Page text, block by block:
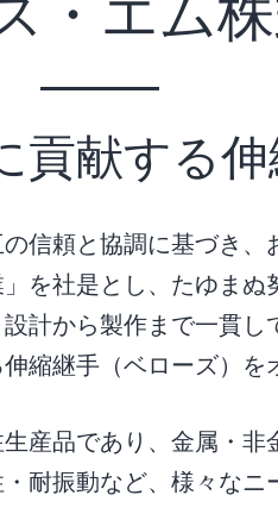
貢献する
信頼と協調に基づき
を社是とし、たゆま
計から製作まで一貫し
縮継手（ベローズ）を
産品であり、金属・非
耐振動など、様々なニ